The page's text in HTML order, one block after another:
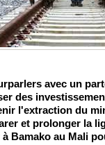
avec un
des
l'extraction du
et prolonger la
Bamako au Mali